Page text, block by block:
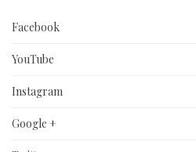
Facebook
YouTube
Instagram
Google +